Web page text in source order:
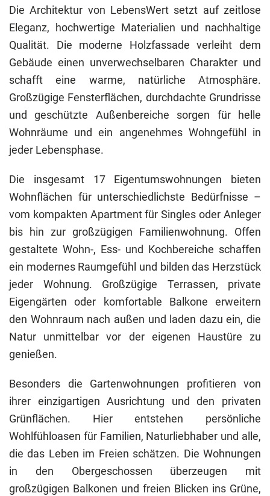
Die Architektur von LebensWert setzt auf zeitlose
Eleganz, hochwertige Materialien und nachhaltige
Qualität. Die moderne Holzfassade verleiht dem
Gebäude einen unverwechselbaren Charakter und
schafft eine warme, natürliche Atmosphäre.
Großzügige Fensterflächen, durchdachte Grundrisse
und geschützte Außenbereiche sorgen für helle
Wohnräume und ein angenehmes Wohngefühl in
jeder Lebensphase.
Die insgesamt 17 Eigentumswohnungen bieten
Wohnflächen für unterschiedlichste Bedürfnisse –
vom kompakten Apartment für Singles oder Anleger
bis hin zur großzügigen Familienwohnung. Offen
gestaltete Wohn-, Ess- und Kochbereiche schaffen
ein modernes Raumgefühl und bilden das Herzstück
jeder Wohnung. Großzügige Terrassen, private
Eigengärten oder komfortable Balkone erweitern
den Wohnraum nach außen und laden dazu ein, die
Natur unmittelbar vor der eigenen Haustüre zu
genießen.
Besonders die Gartenwohnungen profitieren von
ihrer einzigartigen Ausrichtung und den privaten
Grünflächen. Hier entstehen persönliche
Wohlfühloasen für Familien, Naturliebhaber und alle,
die das Leben im Freien schätzen. Die Wohnungen
in den Obergeschossen überzeugen mit
großzügigen Balkonen und freien Blicken ins Grüne,